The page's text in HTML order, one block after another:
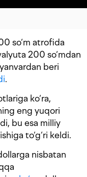
so‘m atrofida
200 so‘mdan
beri
.
ko‘ra,
eng yuqori
bu esa milliy
to‘g‘ri keldi.
nisbatan